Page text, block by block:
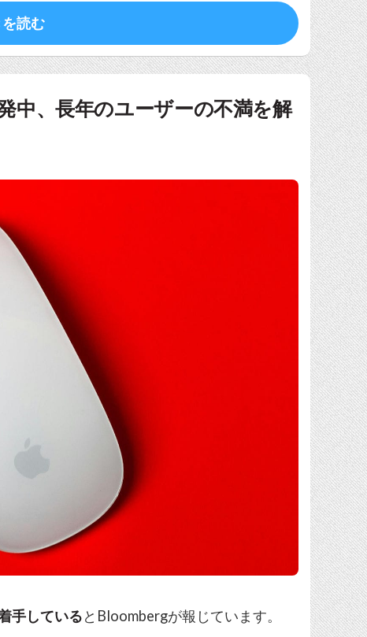
読む
中、長年のユーザーの不満を解
手しているとBloombergが報じています。